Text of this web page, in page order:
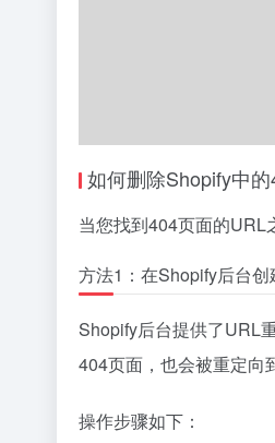
如何删除Shopify中的
当您找到404页面的URL
方法1：在Shopify后台创
Shopify后台提供了URL
404页面，也会被重定向
操作步骤如下：